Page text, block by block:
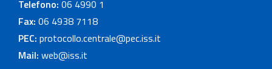
Telefono: 06 4990 1
Fax: 06 4938 7118
PEC: protocollo.centrale@pec.iss.it
Mail: web@iss.it